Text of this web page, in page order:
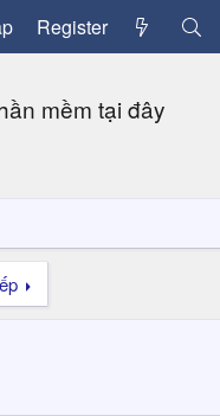
Register
mềm tại đây